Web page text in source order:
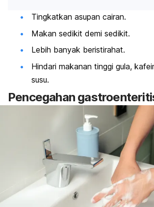
Tingkatkan asupan cairan.
Makan sedikit demi sedikit.
Lebih banyak beristirahat.
Hindari makanan tinggi gula,
susu.
Pencegahan